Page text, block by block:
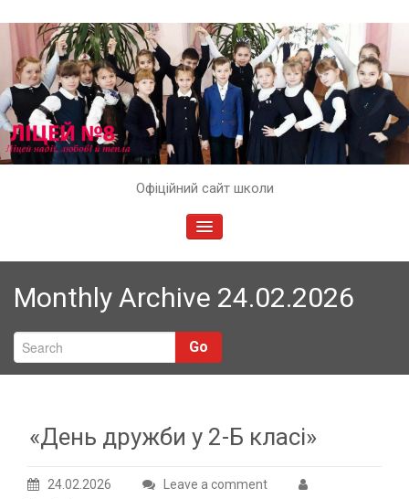
Офіційний сайт школи
TOGGLE
Monthly Archive 24.02.2026
Go
«День дружби у 2-Б класі»
24.02.2026
Leave a comment